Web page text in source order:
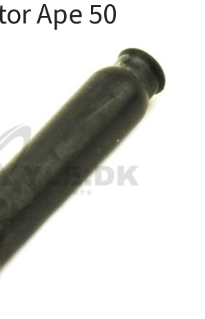
Ape 50